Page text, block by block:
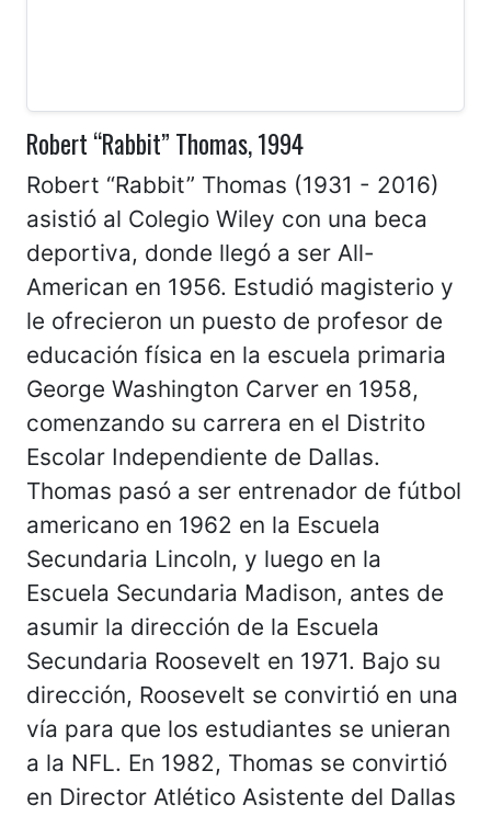
Robert “Rabbit” Thomas, 1994
Robert “Rabbit” Thomas (1931 - 2016)
asistió al Colegio Wiley con una beca
deportiva, donde llegó a ser All-
American en 1956. Estudió magisterio y
le ofrecieron un puesto de profesor de
educación física en la escuela primaria
George Washington Carver en 1958,
comenzando su carrera en el Distrito
Escolar Independiente de Dallas.
Thomas pasó a ser entrenador de fútbol
americano en 1962 en la Escuela
Secundaria Lincoln, y luego en la
Escuela Secundaria Madison, antes de
asumir la dirección de la Escuela
Secundaria Roosevelt en 1971. Bajo su
dirección, Roosevelt se convirtió en una
vía para que los estudiantes se unieran
a la NFL. En 1982, Thomas se convirtió
en Director Atlético Asistente del Dallas